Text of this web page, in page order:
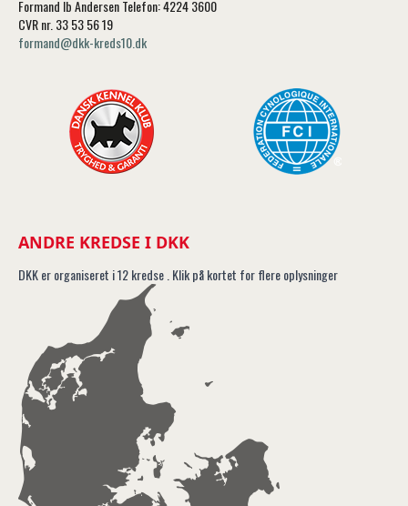
Formand Ib Andersen Telefon: 4224 3600
CVR nr. 33 53 56 19
formand@dkk-kreds10.dk
ANDRE KREDSE I DKK
DKK er organiseret i 12 kredse . Klik på kortet for flere oplysninger